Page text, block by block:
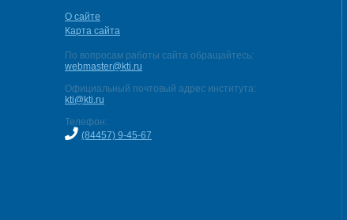
О сайте
Карта сайта
По вопросам работы сайта обращайтесь:
webmaster@kti.ru
Официальный почтовый адрес института:
kti@kti.ru
Телефон:
(84457) 9-45-67